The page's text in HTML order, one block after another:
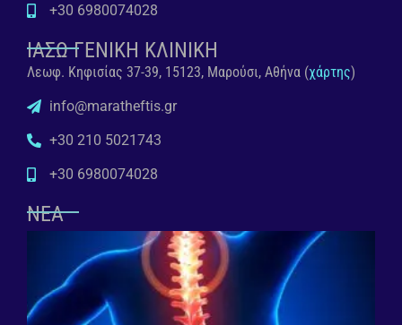
+30 6980074028
ΙΑΣΩ ΓΕΝΙΚΗ ΚΛΙΝΙΚΗ
Λεωφ. Κηφισίας 37-39, 15123, Μαρούσι, Αθήνα (χάρτης)
info@maratheftis.gr
+30 210 5021743
+30 6980074028
ΝΕΑ